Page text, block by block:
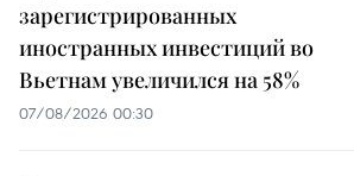
зарегистрированных
иностранных инвестиций во
Вьетнам увеличился на 58%
07/08/2026 00:30